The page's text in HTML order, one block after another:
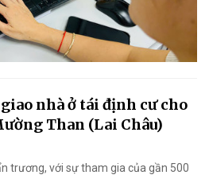
nhà ở tái định cư cho
Than (Lai Châu)
trương, với sự tham gia của gần 500